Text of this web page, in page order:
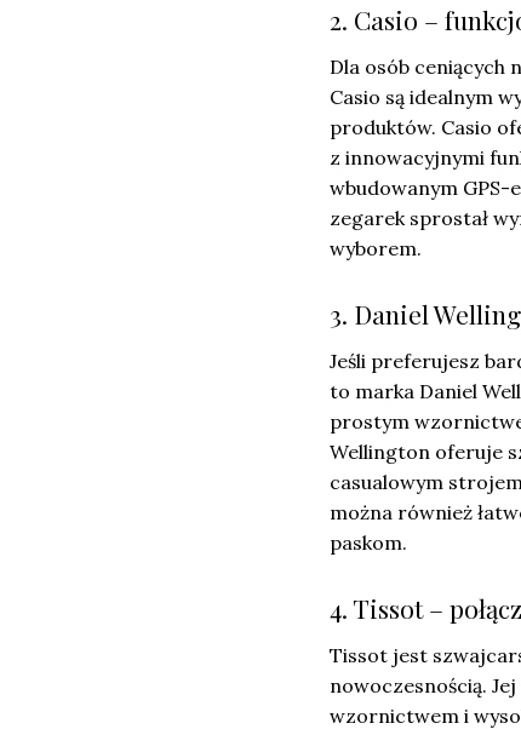
2. Casio –
Dla osób ceniących
Casio są idealnym
produktów. Casio
z innowacyjnymi
wbudowanym GPS-
zegarek sprostał
wyborem.
3. Daniel
Jeśli preferujesz
to marka Daniel
prostym
Wellington oferuje
casualowym
można również
paskom.
4. Tissot –
Tissot jest
nowoczesnością.
wzornictwem i